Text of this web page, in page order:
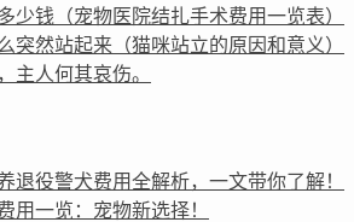
少钱（宠物医院结扎手术费用一览表）
突然站起来（猫咪站立的原因和意义）
主人何其哀伤。
退役警犬费用全解析，一文带你了解！
用一览：宠物新选择！